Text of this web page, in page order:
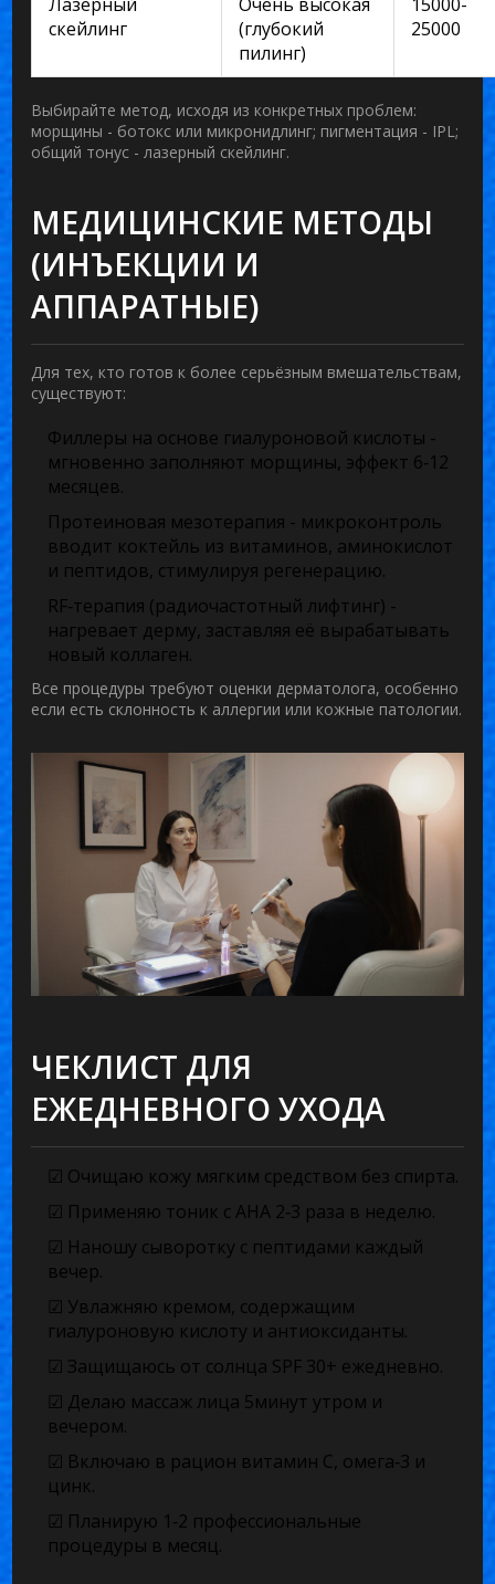
скейлинг
(глубокий
пилинг)
25000
Выбирайте метод, исходя из конкретных проблем:
морщины - ботокс или микронидлинг; пигментация - IPL;
общий тонус - лазерный скейлинг.
МЕДИЦИНСКИЕ МЕТОДЫ
(ИНЪЕКЦИИ И
АППАРАТНЫЕ)
Для тех, кто готов к более серьёзным вмешательствам,
существуют:
Филлеры на основе гиалуроновой кислоты -
мгновенно заполняют морщины, эффект 6‑12
месяцев.
Протеиновая мезотерапия - микроконтроль
вводит коктейль из витаминов, аминокислот
и пептидов, стимулируя регенерацию.
RF‑терапия (радиочастотный лифтинг) -
нагревает дерму, заставляя её вырабатывать
новый коллаген.
Все процедуры требуют оценки дерматолога, особенно
если есть склонность к аллергии или кожные патологии.
ЧЕКЛИСТ ДЛЯ
ЕЖЕДНЕВНОГО УХОДА
☑ Очищаю кожу мягким средством без спирта.
☑ Применяю тоник с AHA 2‑3 раза в неделю.
☑ Наношу сыворотку с пептидами каждый
вечер.
☑ Увлажняю кремом, содержащим
гиалуроновую кислоту и антиоксиданты.
☑ Защищаюсь от солнца SPF 30+ ежедневно.
☑ Делаю массаж лица 5минут утром и
вечером.
☑ Включаю в рацион витамин C, омега‑3 и
цинк.
☑ Планирую 1‑2 профессиональные
процедуры в месяц.